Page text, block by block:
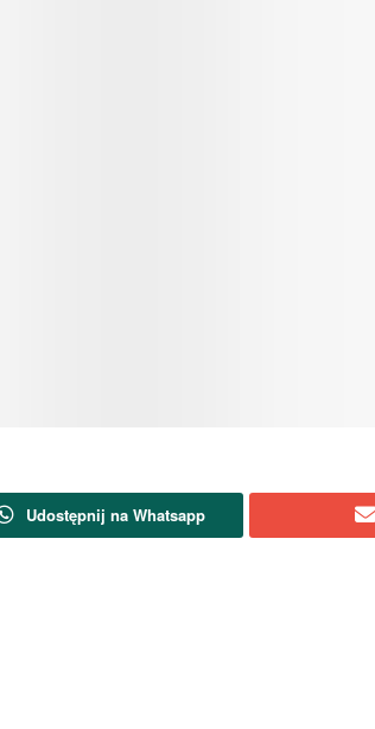
Udostępnij na Whatsapp